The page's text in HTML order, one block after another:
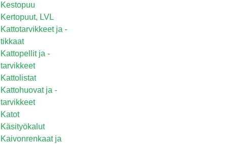
Kestopuu
Kertopuut, LVL
Kattotarvikkeet ja -
tikkaat
Kattopellit ja -
tarvikkeet
Kattolistat
Kattohuovat ja -
tarvikkeet
Katot
Käsityökalut
Kaivonrenkaat ja